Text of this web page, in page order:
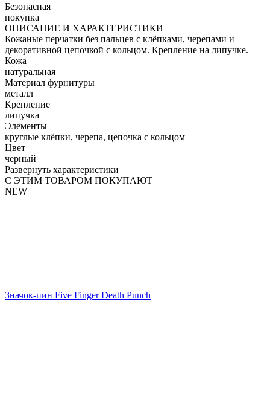
Безопасная
покупка
ОПИСАНИЕ И ХАРАКТЕРИСТИКИ
Кожаные перчатки без пальцев с клёпками, черепами и
декоративной цепочкой с кольцом. Крепление на липучке.
Кожа
натуральная
Материал фурнитуры
металл
Крепление
липучка
Элементы
круглые клёпки, черепа, цепочка с кольцом
Цвет
черный
Развернуть характеристики
С ЭТИМ ТОВАРОМ ПОКУПАЮТ
NEW
Значок-пин Five Finger Death Punch